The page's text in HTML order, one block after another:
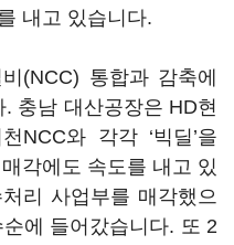
내고 있습니다.
(NCC) 통합과 감축에
충남 대산공장은 HD현
NCC와 각각 ‘빅딜’을
각에도 속도를 내고 있
리 사업부를 매각했으
에 들어갔습니다. 또 2